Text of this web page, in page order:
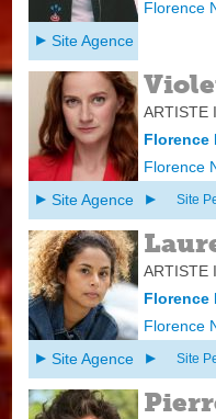
Florence
Site Agence
ARTISTE
Florence
Florence
Site Agence
Site
ARTISTE
Florence
Florence
Site Agence
Site